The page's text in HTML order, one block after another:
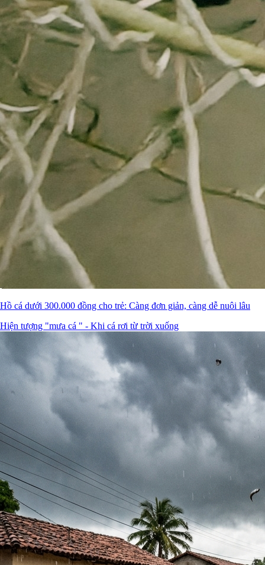
Hồ cá dưới 300.000 đồng cho trẻ: Càng đơn giản, càng dễ nuôi lâu
Hiện tượng "mưa cá " - Khi cá rơi từ trời xuống